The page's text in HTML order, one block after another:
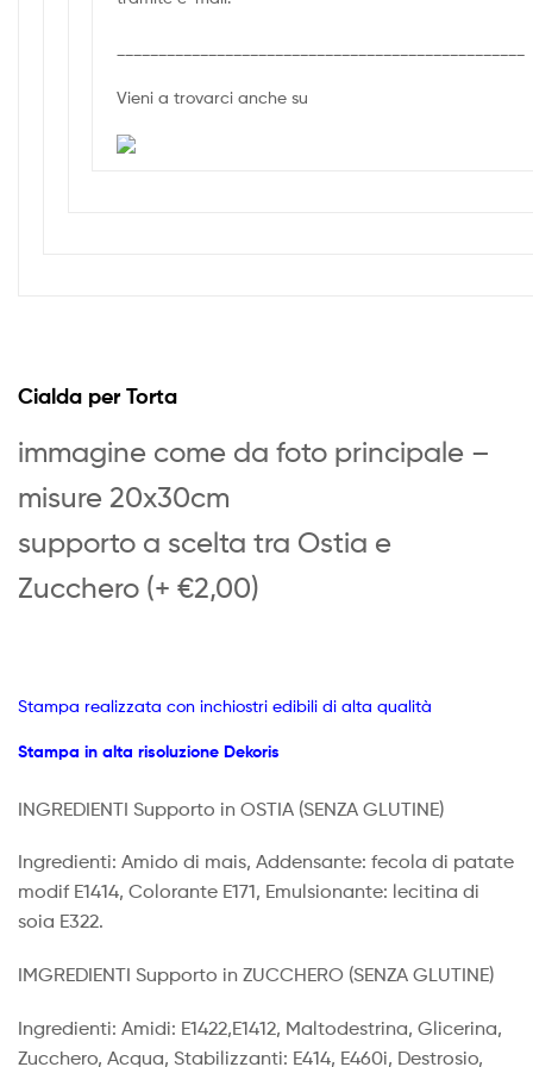
Vieni a trovarci anche su
Cialda per Torta
immagine come da foto principale –
misure 20x30cm
supporto a scelta tra Ostia e
Zucchero (+ €2,00)
Stampa realizzata con inchiostri edibili di alta qualità
Stampa in alta risoluzione Dekoris
INGREDIENTI Supporto in OSTIA (SENZA GLUTINE)
Ingredienti: Amido di mais, Addensante: fecola di patate
modif E1414, Colorante E171, Emulsionante: lecitina di
soia E322.
IMGREDIENTI Supporto in ZUCCHERO (SENZA GLUTINE)
Ingredienti: Amidi: E1422,E1412, Maltodestrina, Glicerina,
Zucchero, Acqua, Stabilizzanti: E414, E460i, Destrosio,